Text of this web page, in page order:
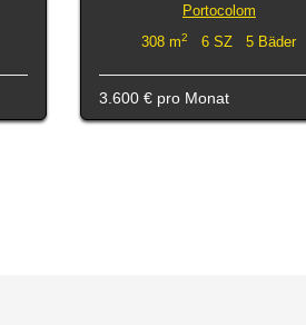
Portocolom
308 m2 6 SZ 5 Bäder
3.600 € pro Monat